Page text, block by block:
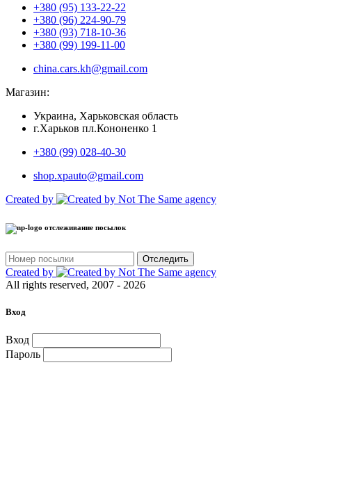
+380 (95) 133-22-22
+380 (96) 224-90-79
+380 (93) 718-10-36
+380 (99) 199-11-00
china.cars.kh@gmail.com
Магазин:
Украина, Харьковская область
г.Харьков пл.Кононенко 1
+380 (99) 028-40-30
shop.xpauto@gmail.com
Created by
отслеживание посылок
Отследить
Created by
All rights reserved, 2007 - 2026
Вход
Вход
Пароль